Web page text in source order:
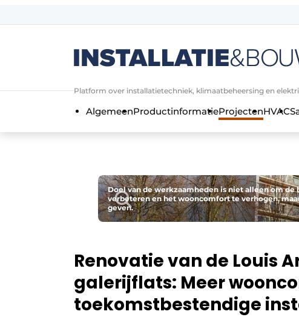
Algemene voorwaarden
Meest gelezen
Nieuwsbrief
Podcasts
Vacature aanmelden
Vacatures
Video’s
Platform over installatietechniek, klimaatbeheersing en
AlgemeenProductinformatieProjectenHVAC
Doel van de werkzaamheden is niet alleen om
verbeteren en het wooncomfort te verhogen,
geven.
Renovatie van de Louis
galerijflats: Meer
toekomstbestendige